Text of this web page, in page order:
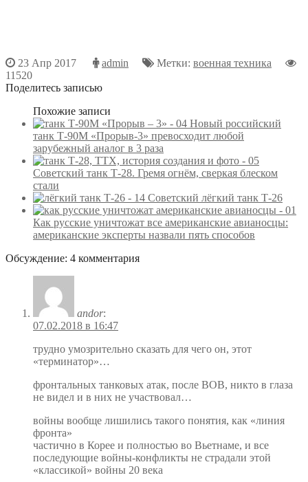
23 Апр 2017 admin Метки: военная техника
11520
Поделитесь записью
Похожие записи
Новый российский
танк Т-90М «Прорыв-3» превосходит любой
зарубежный аналог в 3 раза
Советский танк Т-28. Гремя огнём, сверкая блеском
стали
Советский лёгкий танк Т-26
Как русские уничтожат все американские авианосцы:
американские эксперты назвали пять способов
Обсуждение: 4 комментария
andor:
07.02.2018 в 16:47
трудно умозрительно сказать для чего он, этот
«терминатор»…
фронтальных танковых атак, после ВОВ, никто в глаза
не видел и в них не участвовал…
войны вообще лишились такого понятия, как «линия
фронта»
частично в Корее и полностью во Вьетнаме, и все
последующие войны-конфликты не страдали этой
«классикой» войны 20 века